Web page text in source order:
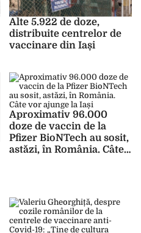
Alte 5.922 de doze,
distribuite centrelor de
vaccinare din Iași
Aproximativ 96.000
doze de vaccin de la
Pfizer BioNTech au sosit,
astăzi, în România. Câte